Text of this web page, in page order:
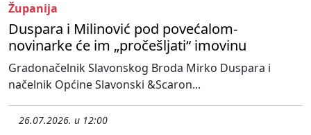
Županija
Duspara i Milinović pod povećalom-
novinarke će im „pročešljati“ imovinu
Gradonačelnik Slavonskog Broda Mirko Duspara i
načelnik Općine Slavonski &Scaron...
26.07.2026. u 12:00